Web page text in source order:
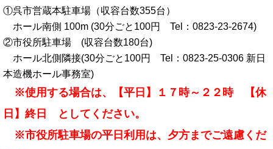
①呉市営蔵本駐車場（収容台数355台）
ホール南側 100m (30分ごと100円 Tel：0823-23-2674)
②市役所駐車場 (収容台数180台)
ホール北側隣接(30分ごと100円 Tel：0823-25-0306 新日
本造機ホール事務室)
※使用する場合は、【平日】１７時～２２時 【休
日】終日 としてください。
※市役所駐車場の平日利用は、夕方までご遠慮くだ